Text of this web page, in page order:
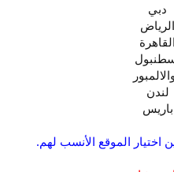
دبي
الرياض
القاهرة
لندن
باريس
اختيار الموقع الأنسب لهم.